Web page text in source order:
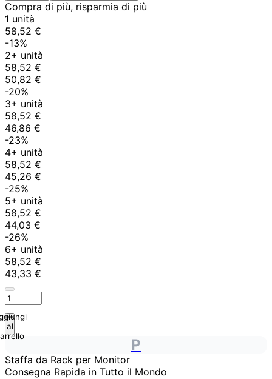
Compra di più, risparmia di più
1 unità
58,52 €
-13%
2+ unità
58,52 €
50,82 €
-20%
3+ unità
58,52 €
46,86 €
-23%
4+ unità
58,52 €
45,26 €
-25%
5+ unità
58,52 €
44,03 €
-26%
6+ unità
58,52 €
43,33 €
al
P
Staffa da Rack per Monitor
Consegna Rapida in Tutto il Mondo